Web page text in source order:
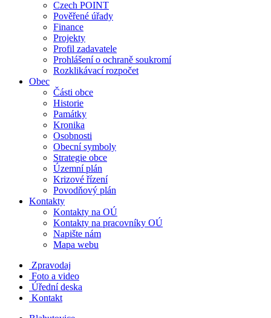
Czech POINT
Pověřené úřady
Finance
Projekty
Profil zadavatele
Prohlášení o ochraně soukromí
Rozklikávací rozpočet
Obec
Části obce
Historie
Památky
Kronika
Osobnosti
Obecní symboly
Strategie obce
Územní plán
Krizové řízení
Povodňový plán
Kontakty
Kontakty na OÚ
Kontakty na pracovníky OÚ
Napište nám
Mapa webu
Zpravodaj
Foto a video
Úřední deska
Kontakt